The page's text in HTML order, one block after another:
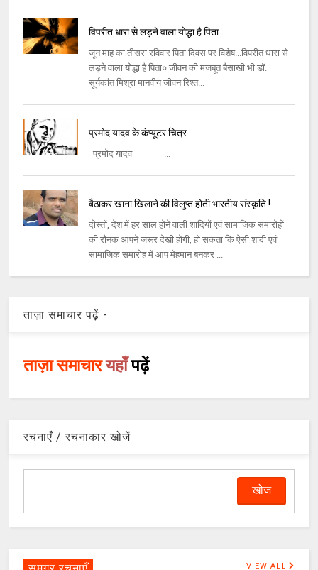
विपरीत धारा से लड़ने वाला योद्धा है पिता
जून माह का तीसरा रविवार पिता दिवस पर विशेष...विपरीत धारा से
लड़ने वाला योद्धा है पिता० जीवन की मजबूत बैसाखी भी डॉ.
सूर्यकांत मिश्रा मानवीय जीवन रिश्त...
प्रमोद यादव के कंप्यूटर चित्र
प्रमोद यादव ...
बैठाकर खाना खिलाने की विलुप्त होती भारतीय संस्कृति !
दोस्तों, देश में हर साल होने वाली शादियों एवं सामाजिक समारोहों
की रौनक आपने जरूर देखी होगी, हो सकता कि ऐसी शादी एवं
सामाजिक समारोह में आप मेहमान बनकर ...
ताज़ा समाचार पढ़ें -
ताज़ा समाचारयहाँपढ़ें
रचनाएँ / रचनाकार खोजें
VIEW ALL